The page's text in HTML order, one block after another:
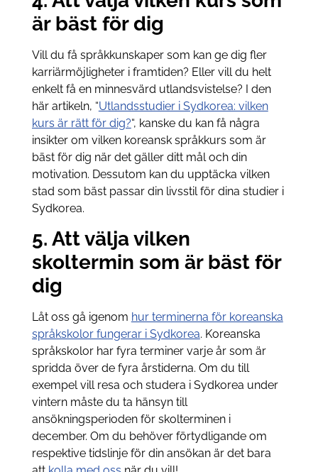
är bäst för dig
Vill du få språkkunskaper som kan ge dig fler
karriärmöjligheter i framtiden? Eller vill du helt
enkelt få en minnesvärd utlandsvistelse? I den
här artikeln, “Utlandsstudier i Sydkorea: vilken
kurs är rätt för dig?“, kanske du kan få några
insikter om vilken koreansk språkkurs som är
bäst för dig när det gäller ditt mål och din
motivation. Dessutom kan du upptäcka vilken
stad som bäst passar din livsstil för dina studier i
Sydkorea.
5. Att välja vilken
skoltermin som är bäst för
dig
Låt oss gå igenom hur terminerna för koreanska
språkskolor fungerar i Sydkorea. Koreanska
språkskolor har fyra terminer varje år som är
spridda över de fyra årstiderna. Om du till
exempel vill resa och studera i Sydkorea under
vintern måste du ta hänsyn till
ansökningsperioden för skolterminen i
december. Om du behöver förtydligande om
respektive tidslinje för din ansökan är det bara